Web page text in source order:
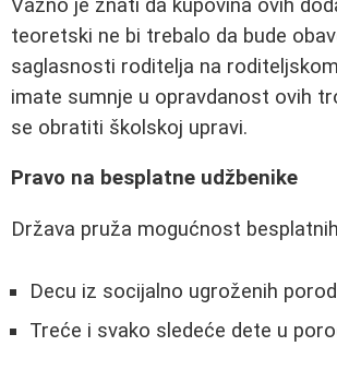
Važno je znati da kupovina ovih
teoretski ne bi trebalo da bude
saglasnosti roditelja na
imate sumnje u opravdanost ovih
se obratiti školskoj upravi.
Pravo na besplatne udžbenike
Država pruža mogućnost
Decu iz socijalno ugroženih
Treće i svako sledeće dete u